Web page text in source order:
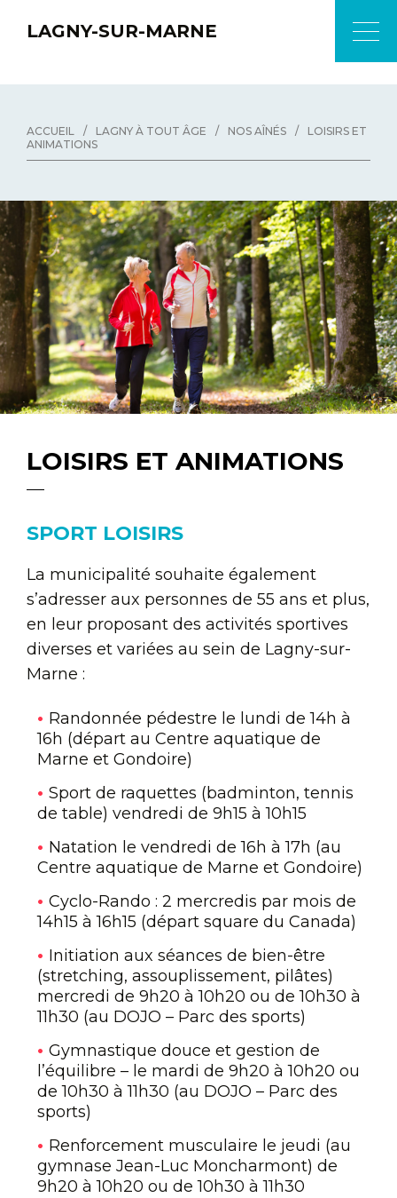
LAGNY-SUR-MARNE
ACCUEIL / LAGNY À TOUT ÂGE / NOS AÎNÉS /
LOISIRS ET
ANIMATIONS
LOISIRS ET ANIMATIONS
SPORT LOISIRS
La municipalité souhaite également
s’adresser aux personnes de 55 ans et plus,
en leur proposant des activités sportives
diverses et variées au sein de Lagny-sur-
Marne :
Randonnée pédestre le lundi de 14h à
16h (départ au Centre aquatique de
Marne et Gondoire)
Sport de raquettes (badminton, tennis
de table) vendredi de 9h15 à 10h15
Natation le vendredi de 16h à 17h (au
Centre aquatique de Marne et Gondoire)
Cyclo-Rando : 2 mercredis par mois de
14h15 à 16h15 (départ square du Canada)
Initiation aux séances de bien-être
(stretching, assouplissement, pilâtes)
mercredi de 9h20 à 10h20 ou de 10h30 à
11h30 (au DOJO – Parc des sports)
Gymnastique douce et gestion de
l’équilibre – le mardi de 9h20 à 10h20 ou
de 10h30 à 11h30 (au DOJO – Parc des
sports)
Renforcement musculaire le jeudi (au
gymnase Jean-Luc Moncharmont) de
9h20 à 10h20 ou de 10h30 à 11h30